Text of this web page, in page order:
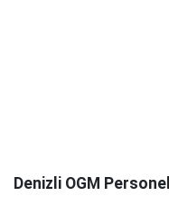
Denizli OGM